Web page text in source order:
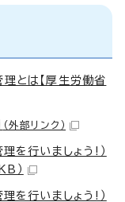
とは【厚生労働省
（外部リンク）
を行いましょう!）
）
を行いましょう!）